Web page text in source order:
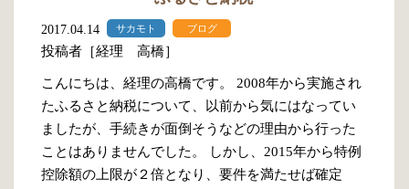
2017.04.14 サカモト ブログ
投稿者［経理 高橋］
こんにちは、経理の高橋です。 2008年から実施され
たふるさと納税について、以前から気にはなってい
ましたが、手続きが面倒そうなどの理由から行った
ことはありませんでした。 しかし、2015年から特例
控除額の上限が２倍となり、要件を満たせば確定